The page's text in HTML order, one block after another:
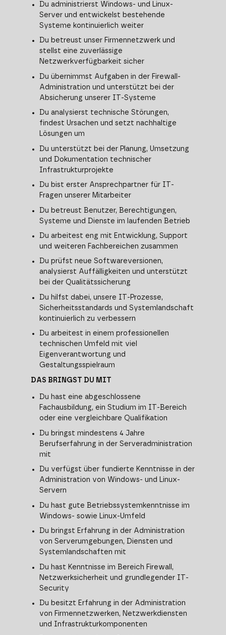
Du administrierst Windows- und Linux-
Server und entwickelst bestehende
Systeme kontinuierlich weiter
Du betreust unser Firmennetzwerk und
stellst eine zuverlässige
Netzwerkverfügbarkeit sicher
Du übernimmst Aufgaben in der Firewall-
Administration und unterstützt bei der
Absicherung unserer IT-Systeme
Du analysierst technische Störungen,
findest Ursachen und setzt nachhaltige
Lösungen um
Du unterstützt bei der Planung, Umsetzung
und Dokumentation technischer
Infrastrukturprojekte
Du bist erster Ansprechpartner für IT-
Fragen unserer Mitarbeiter
Du betreust Benutzer, Berechtigungen,
Systeme und Dienste im laufenden Betrieb
Du arbeitest eng mit Entwicklung, Support
und weiteren Fachbereichen zusammen
Du prüfst neue Softwareversionen,
analysierst Auffälligkeiten und unterstützt
bei der Qualitätssicherung
Du hilfst dabei, unsere IT-Prozesse,
Sicherheitsstandards und Systemlandschaft
kontinuierlich zu verbessern
Du arbeitest in einem professionellen
technischen Umfeld mit viel
Eigenverantwortung und
Gestaltungsspielraum
DAS BRINGST DU MIT
Du hast eine abgeschlossene
Fachausbildung, ein Studium im IT-Bereich
oder eine vergleichbare Qualifikation
Du bringst mindestens 4 Jahre
Berufserfahrung in der Serveradministration
mit
Du verfügst über fundierte Kenntnisse in der
Administration von Windows- und Linux-
Servern
Du hast gute Betriebssystemkenntnisse im
Windows- sowie Linux-Umfeld
Du bringst Erfahrung in der Administration
von Serverumgebungen, Diensten und
Systemlandschaften mit
Du hast Kenntnisse im Bereich Firewall,
Netzwerksicherheit und grundlegender IT-
Security
Du besitzt Erfahrung in der Administration
von Firmennetzwerken, Netzwerkdiensten
und Infrastrukturkomponenten